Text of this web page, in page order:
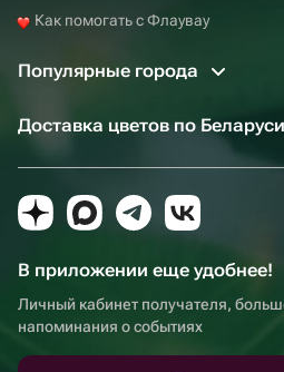
Как помогать с Флаувау
Популярные города
Доставка цветов по Беларуси
В приложении еще удобнее!
Личный кабинет получателя,
напоминания о событиях